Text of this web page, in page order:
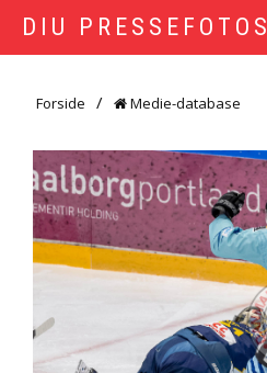
DIU PRESSEFOTOS
Forside Medie-database